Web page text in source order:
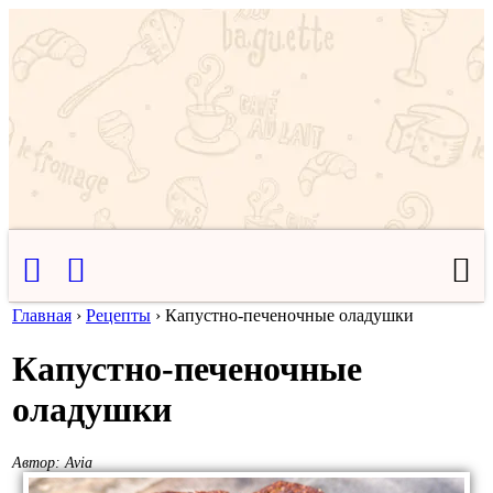
Главная › Рецепты › Капустно-печеночные оладушки
Капустно-печеночные
оладушки
Автор: Avia